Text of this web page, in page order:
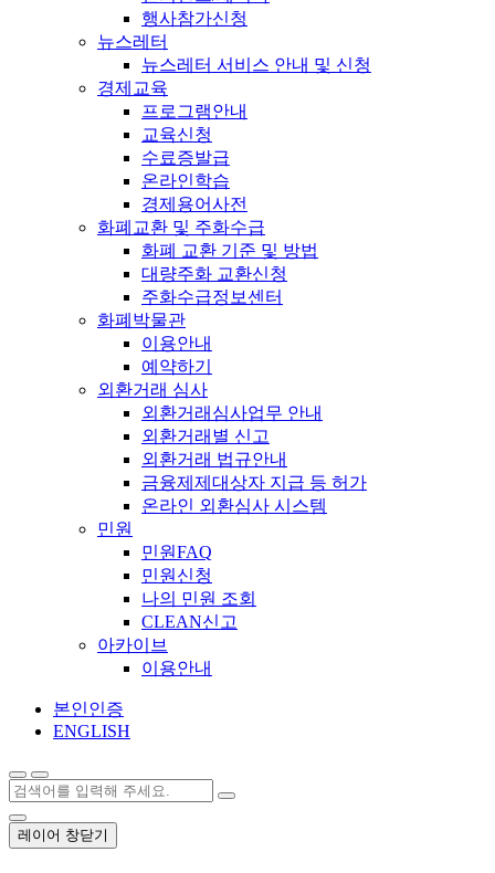
행사참가신청
뉴스레터
뉴스레터 서비스 안내 및 신청
경제교육
프로그램안내
교육신청
수료증발급
온라인학습
경제용어사전
화폐교환 및 주화수급
화폐 교환 기준 및 방법
대량주화 교환신청
주화수급정보센터
화폐박물관
이용안내
예약하기
외환거래 심사
외환거래심사업무 안내
외환거래별 신고
외환거래 법규안내
금융제제대상자 지급 등 허가
온라인 외환심사 시스템
민원
민원FAQ
민원신청
나의 민원 조회
CLEAN신고
아카이브
이용안내
본인인증
ENGLISH
레이어 창닫기